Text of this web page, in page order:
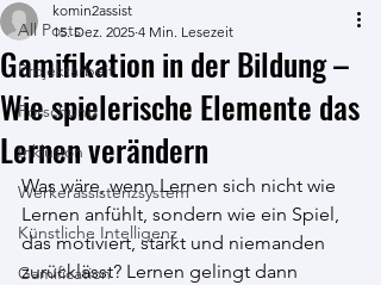
All Posts
Projektarbeit
Forschung
Inklusion
Werkerassistenzsystem
Künstliche Intelligenz
Gamification
Gamifikation in der Bildung –
Wie spielerische Elemente das
Lernen verändern
komin2assist
15. Dez. 2025 4 Min. Lesezeit
Was wäre, wenn Lernen sich nicht wie
Lernen anfühlt, sondern wie ein Spiel,
das motiviert, stärkt und niemanden
zurücklässt? Lernen gelingt dann